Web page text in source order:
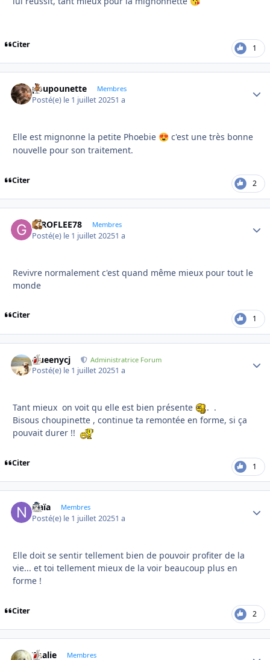
Citer 1
poupounette Membres
Posté(e) le 1 juillet 20251 a
Elle est mignonne la petite Phoebie 😍 c'est une très bonne
nouvelle pour son traitement.
Citer 2
GIROFLEE78 Membres
Posté(e) le 1 juillet 20251 a
Revivre normalement c'est quand même mieux pour tout le
monde
Citer 1
Queenycj Administratrice Forum
Posté(e) le 1 juillet 20251 a
Tant mieux on voit qu elle est bien présente
. .
Bisous choupinette , continue ta remontée en forme, si ça
pouvait durer !!
Citer 1
Naïa Membres
Posté(e) le 1 juillet 20251 a
Elle doit se sentir tellement bien de pouvoir profiter de la
vie... et toi tellement mieux de la voir beaucoup plus en
forme !
Citer 2
Thalie Membres